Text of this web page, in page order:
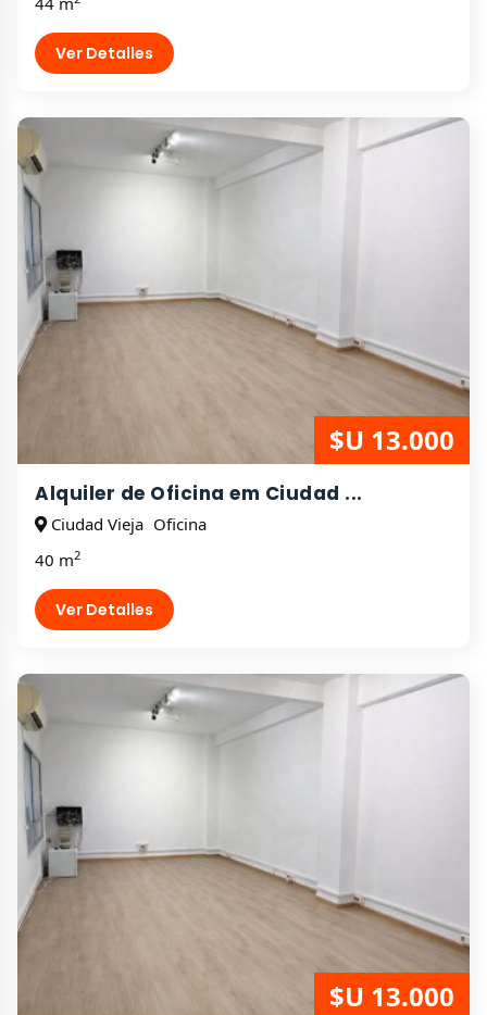
Ver Detalles
$U 13.000
Alquiler de Oficina em Ciudad ...
Ciudad Vieja Oficina
40 m2
Ver Detalles
$U 13.000